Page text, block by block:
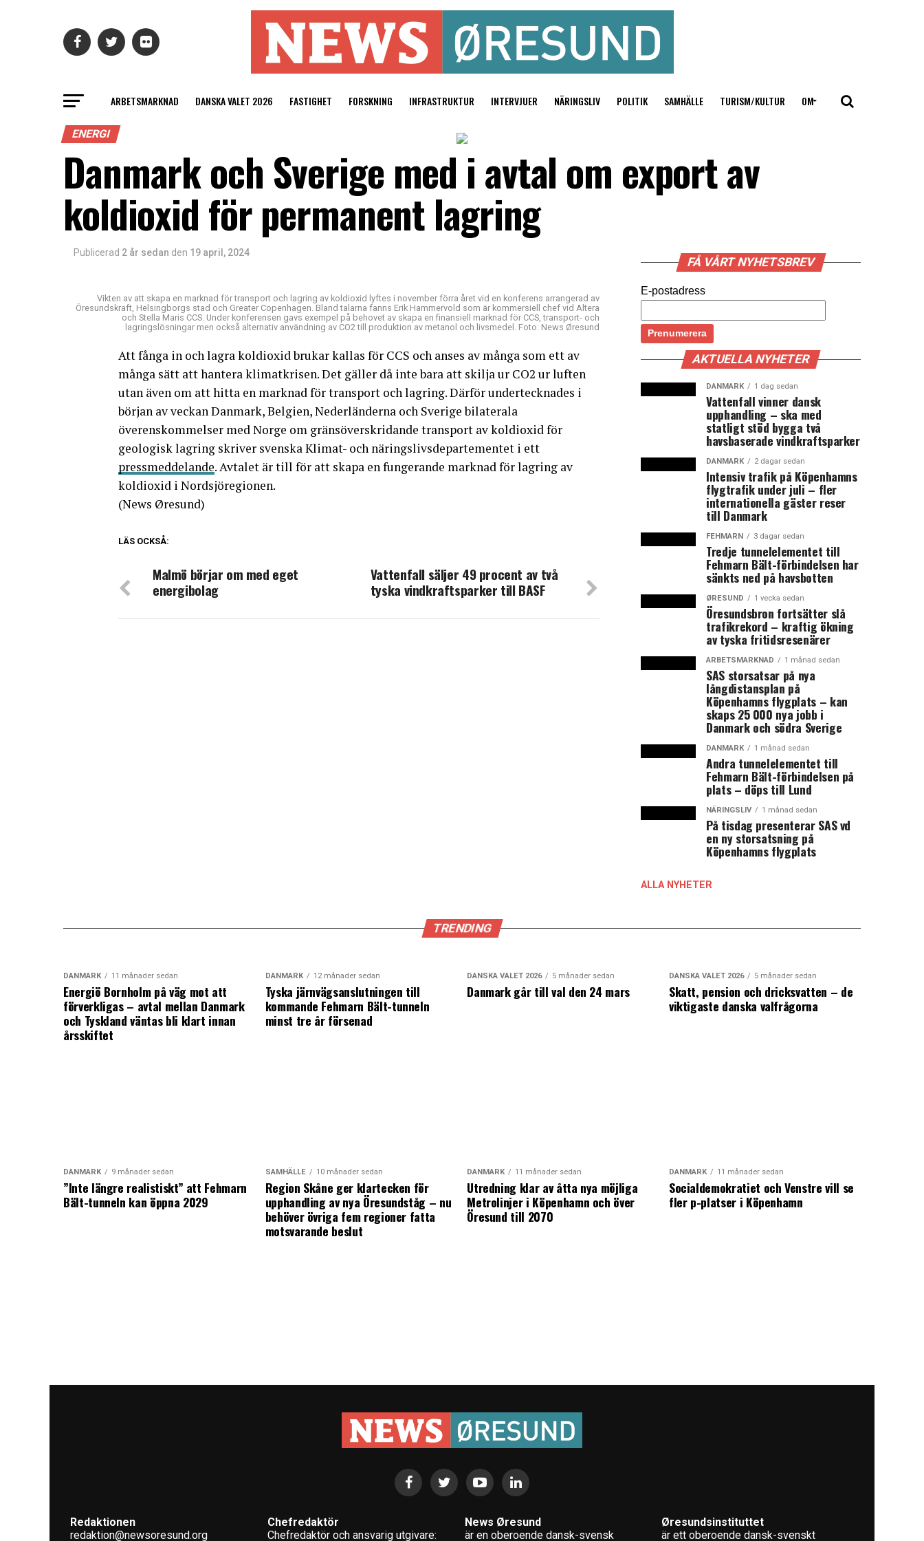
ARBETSMARKNAD DANSKA VALET 2026 FASTIGHET FORSKNING INFRASTRUKTUR INTERVJUER NÄRINGSLIV POLITIK SAMHÄLLE TURISM/KULTUR OM
ENERGI
Danmark och Sverige med i avtal om export av
koldioxid för permanent lagring
Publicerad 2 år sedan den 19 april, 2024
Vikten av att skapa en marknad för transport och lagring av koldioxid lyftes i november förra året vid en konferens arrangerad av
Öresundskraft, Helsingborgs stad och Greater Copenhagen. Bland talarna fanns Erik Hammervold som är kommersiell chef vid Altera
och Stella Maris CCS. Under konferensen gavs exempel på behovet av skapa en finansiell marknad för CCS, transport- och
lagringslösningar men också alternativ användning av CO2 till produktion av metanol och livsmedel. Foto: News Øresund
Att fånga in och lagra koldioxid brukar kallas för CCS och anses av många som ett av
många sätt att hantera klimatkrisen. Det gäller då inte bara att skilja ur CO2 ur luften
utan även om att hitta en marknad för transport och lagring. Därför undertecknades i
början av veckan Danmark, Belgien, Nederländerna och Sverige bilaterala
överenskommelser med Norge om gränsöverskridande transport av koldioxid för
geologisk lagring skriver svenska Klimat- och näringslivsdepartementet i ett
pressmeddelande. Avtalet är till för att skapa en fungerande marknad för lagring av
koldioxid i Nordsjöregionen.
(News Øresund)
LÄS OCKSÅ:
Vattenfall säljer 49 procent av två
tyska vindkraftsparker till BASF
Malmö börjar om med eget
energibolag
FÅ VÅRT NYHETSBREV
E-postadress
AKTUELLA NYHETER
DANMARK 1 dag sedan
Vattenfall vinner dansk
upphandling – ska med
statligt stöd bygga två
havsbaserade vindkraftsparker
DANMARK 2 dagar sedan
Intensiv trafik på Köpenhamns
flygtrafik under juli – fler
internationella gäster reser
till Danmark
FEHMARN 3 dagar sedan
Tredje tunnelelementet till
Fehmarn Bält-förbindelsen har
sänkts ned på havsbotten
ØRESUND 1 vecka sedan
Öresundsbron fortsätter slå
trafikrekord – kraftig ökning
av tyska fritidsresenärer
ARBETSMARKNAD 1 månad sedan
SAS storsatsar på nya
långdistansplan på
Köpenhamns flygplats – kan
skaps 25 000 nya jobb i
Danmark och södra Sverige
DANMARK 1 månad sedan
Andra tunnelelementet till
Fehmarn Bält-förbindelsen på
plats – döps till Lund
NÄRINGSLIV 1 månad sedan
På tisdag presenterar SAS vd
en ny storsatsning på
Köpenhamns flygplats
ALLA NYHETER
TRENDING
DANMARK 11 månader sedan
Energiö Bornholm på väg mot att
förverkligas – avtal mellan Danmark
och Tyskland väntas bli klart innan
årsskiftet
DANMARK 12 månader sedan
Tyska järnvägsanslutningen till
kommande Fehmarn Bält-tunneln
minst tre år försenad
DANSKA VALET 2026 5 månader sedan
Danmark går till val den 24 mars
DANSKA VALET 2026 5 månader sedan
Skatt, pension och dricksvatten – de
viktigaste danska valfrågorna
DANMARK 9 månader sedan
”Inte längre realistiskt” att Fehmarn
Bält-tunneln kan öppna 2029
SAMHÄLLE 10 månader sedan
Region Skåne ger klartecken för
upphandling av nya Öresundståg – nu
behöver övriga fem regioner fatta
motsvarande beslut
DANMARK 11 månader sedan
Utredning klar av åtta nya möjliga
Metrolinjer i Köpenhamn och över
Öresund till 2070
DANMARK 11 månader sedan
Socialdemokratiet och Venstre vill se
fler p-platser i Köpenhamn
Redaktionen
redaktion@newsoresund.org
Chefredaktör
Chefredaktör och ansvarig utgivare:
News Øresund
är en oberoende dansk-svensk
Øresundsinstituttet
är ett oberoende dansk-svenskt